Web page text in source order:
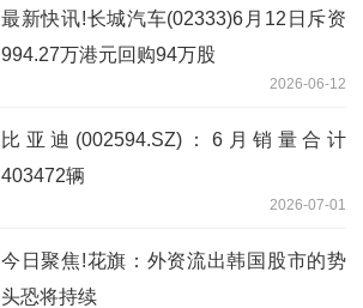
最新快讯!长城汽车(02333)6月12日斥资
994.27万港元回购94万股
2026-06-12
比亚迪(002594.SZ)：6月销量合计
403472辆
2026-07-01
今日聚焦!花旗：外资流出韩国股市的势
头恐将持续